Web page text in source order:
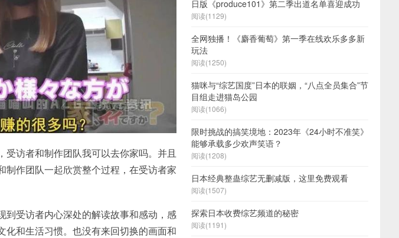
访者和制作团队我可以去你家吗。并且
作团队一起欣赏整个过程，在受访者家
到受访者内心深处的解读故事和感动，感
和生活习惯。也没有来回切换的画面和
日版《produce101》第二季出道名单喜迎成功
阅读(1129)
全网独播！《麝香葡萄》第一季在线欢乐多多新
玩法
阅读(1250)
猫咪与“综艺国度”日本的联姻，“八点全员集合”节
目组走进猫岛公园
阅读(1066)
限时挑战的搞笑境地：2023年《24小时不准笑》
能够承载多少欢声笑语？
阅读(1208)
日本经典整蛊综艺无删减版，这里免费观看
阅读(1507)
探索日本收费综艺频道的秘密
阅读(1191)